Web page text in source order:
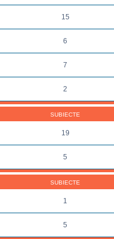
15
6
7
2
SUBIECTE
19
5
SUBIECTE
1
5